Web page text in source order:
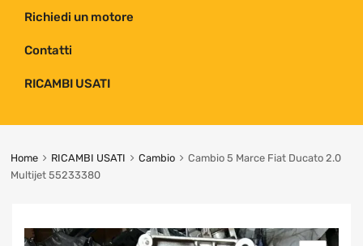
Richiedi un motore
Contatti
RICAMBI USATI
Home RICAMBI USATI Cambio
Cambio 5 Marce Fiat Ducato 2.0
Multijet 55233380